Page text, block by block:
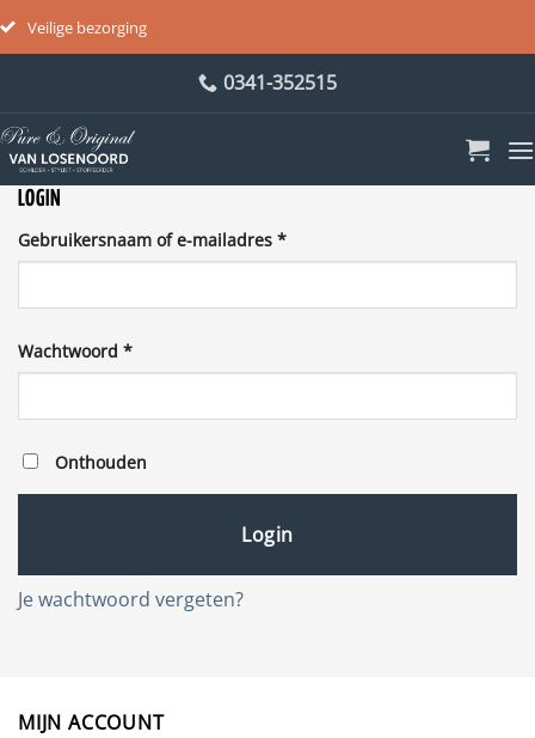
Veilige bezorging
inhoud
0341-352515
LOGIN
Gebruikersnaam of e-mailadres *Vereist
Wachtwoord *Vereist
Onthouden
Login
Je wachtwoord vergeten?
MIJN ACCOUNT